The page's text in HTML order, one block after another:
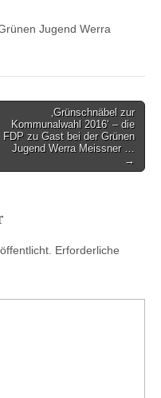
Jugend Werra
‚Grünschnäbel zur
Kommunalwahl 2016‘ – die
FDP zu Gast bei der Grünen
Jugend Werra Meissner …
→
Erforderliche